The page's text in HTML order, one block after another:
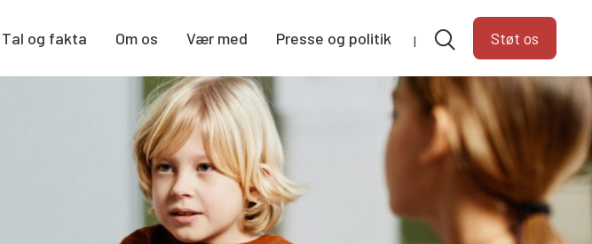
Tal og fakta Om os Vær med Presse og politik Støt os